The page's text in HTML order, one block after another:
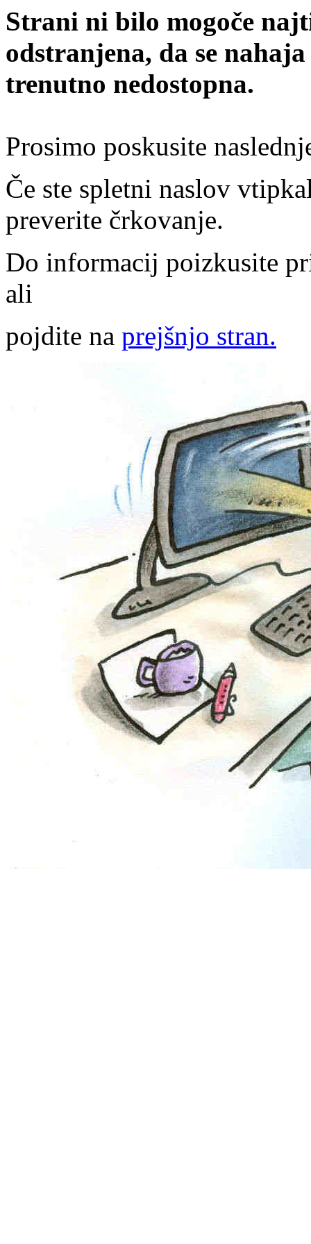
Strani ni bilo mogoče
odstranjena, da se
trenutno nedostopna.
Prosimo poskusite
Če ste spletni naslov
preverite črkovanje.
Do informacij poizkusite
ali
pojdite na prejšnjo stran.